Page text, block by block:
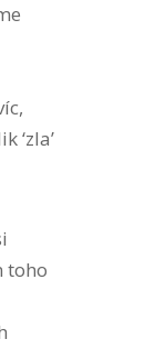
‘zla’
toho